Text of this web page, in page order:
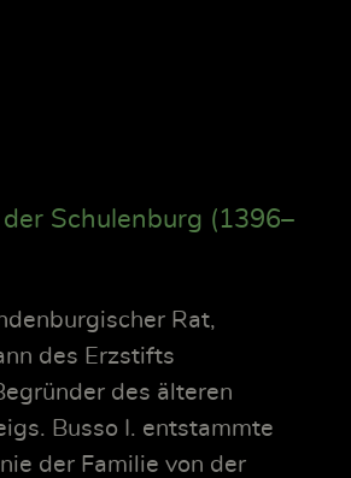
der Schulenburg (1396–
Rat,
des Erzstifts
des älteren
Busso I. entstammte
der Familie von der